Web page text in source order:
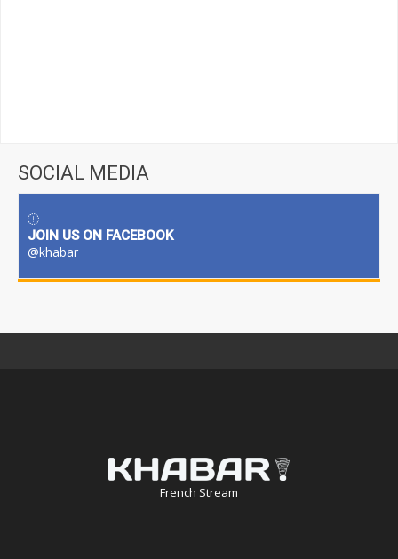
SOCIAL MEDIA
JOIN US ON FACEBOOK
@khabar
French Stream